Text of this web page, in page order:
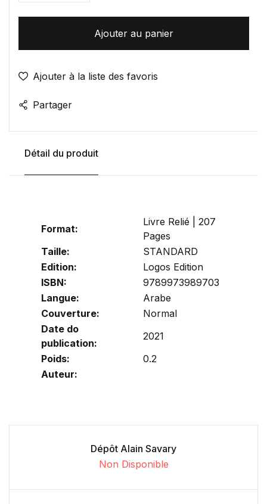
Ajouter au panier
Ajouter à la liste des favoris
Partager
Détail du produit
Format:
Livre Relié | 207
Pages
Taille:
STANDARD
Edition:
Logos Edition
ISBN:
9789973989703
Langue:
Arabe
Couverture:
Normal
Date do
publication:
2021
Poids:
0.2
Auteur:
Dépôt Alain Savary
Non Disponible